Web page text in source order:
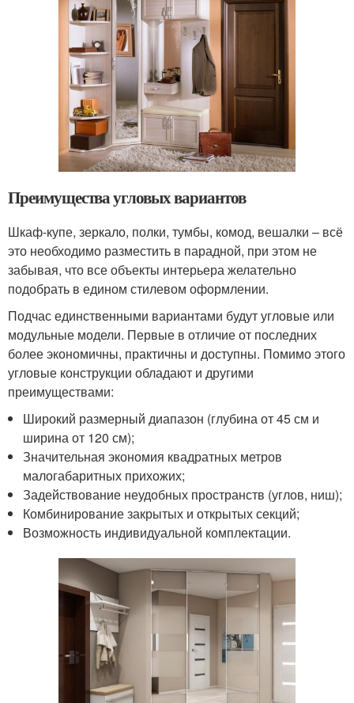
Преимущества угловых вариантов
Шкаф-купе, зеркало, полки, тумбы, комод, вешалки – всё
это необходимо разместить в парадной, при этом не
забывая, что все объекты интерьера желательно
подобрать в едином стилевом оформлении.
Подчас единственными вариантами будут угловые или
модульные модели. Первые в отличие от последних
более экономичны, практичны и доступны. Помимо этого
угловые конструкции обладают и другими
преимуществами:
Широкий размерный диапазон (глубина от 45 см и
ширина от 120 см);
Значительная экономия квадратных метров
малогабаритных прихожих;
Задействование неудобных пространств (углов, ниш);
Комбинирование закрытых и открытых секций;
Возможность индивидуальной комплектации.